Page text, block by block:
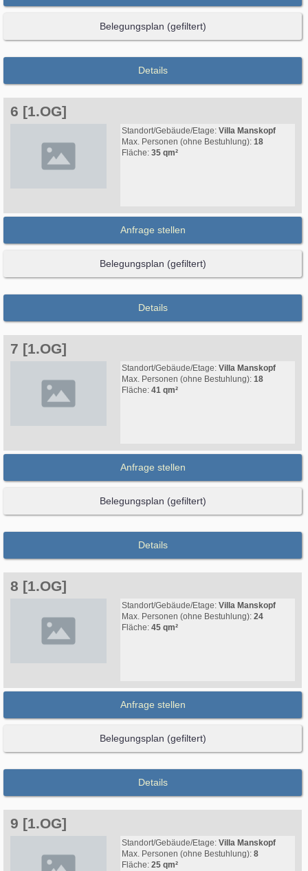
Belegungsplan (gefiltert)
Details
6 [1.OG]
Standort/Gebäude/Etage: Villa Manskopf
Max. Personen (ohne Bestuhlung): 18
Fläche: 35 qm²
Anfrage stellen
Belegungsplan (gefiltert)
Details
7 [1.OG]
Standort/Gebäude/Etage: Villa Manskopf
Max. Personen (ohne Bestuhlung): 18
Fläche: 41 qm²
Anfrage stellen
Belegungsplan (gefiltert)
Details
8 [1.OG]
Standort/Gebäude/Etage: Villa Manskopf
Max. Personen (ohne Bestuhlung): 24
Fläche: 45 qm²
Anfrage stellen
Belegungsplan (gefiltert)
Details
9 [1.OG]
Standort/Gebäude/Etage: Villa Manskopf
Max. Personen (ohne Bestuhlung): 8
Fläche: 25 qm²